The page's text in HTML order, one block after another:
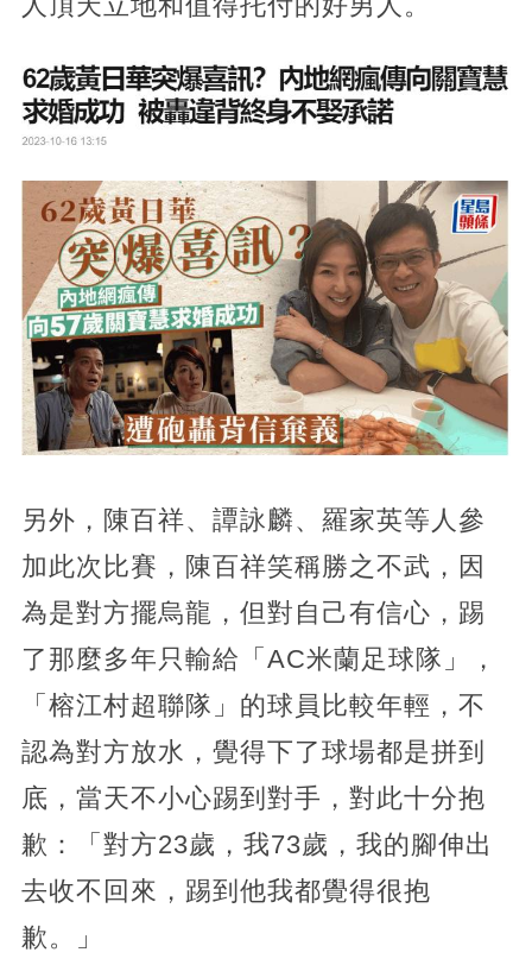
另外，陳百祥、譚詠麟、羅家英等人參
加此次比賽，陳百祥笑稱勝之不武，因
為是對方擺烏龍，但對自己有信心，踢
了那麼多年只輸給「AC米蘭足球隊」，
「榕江村超聯隊」的球員比較年輕，不
認為對方放水，覺得下了球場都是拼到
底，當天不小心踢到對手，對此十分抱
歉：「對方23歲，我73歲，我的腳伸出
去收不回來，踢到他我都覺得很抱
歉。」